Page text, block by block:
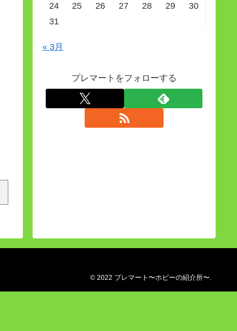
24
25 26 27 28 29
30
31
« 3月
プレマートをフォローする
© 2022 プレマート〜ホビーの紹介所〜.